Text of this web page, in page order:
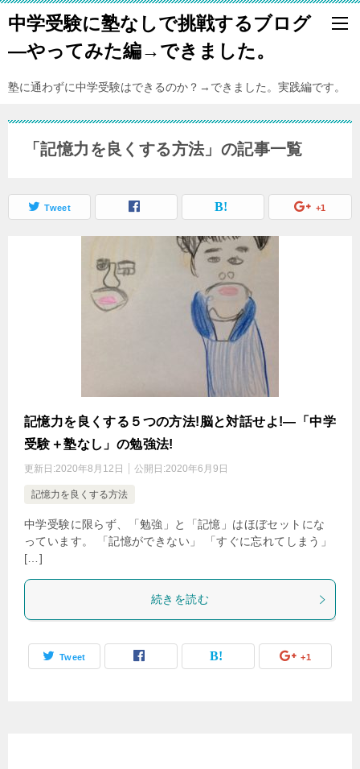
中学受験に塾なしで挑戦するブログ
―やってみた編→できました。
塾に通わずに中学受験はできるのか？→できました。実践編です。
「記憶力を良くする方法」の記事一覧
Tweet +1
記憶力を良くする５つの方法!脳と対話せよ!―「中学
受験＋塾なし」の勉強法!
更新日:2020年8月12日 公開日:2020年6月9日
記憶力を良くする方法
中学受験に限らず、「勉強」と「記憶」はほぼセットにな
っています。 「記憶ができない」 「すぐに忘れてしまう」
[…]
続きを読む
Tweet +1